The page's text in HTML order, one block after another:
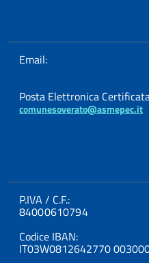
Email:
Posta Elettronica
comunesoverato@asmepec.it
P.IVA / C.F.:
84000610794
Codice IBAN:
IT03W0812642770